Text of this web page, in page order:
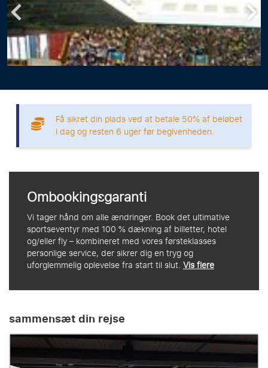
Få sikret din plads ved at betale 50% af beløbet
i dag og resten 6 uger før begivenheden.
Ombookingsgaranti
Vi tager hånd om alle ændringer. Book det ultimative
sportseventyr med 100 % dækning af billetter, hotel
og/eller fly – kombineret med vores førsteklasses
personlige service, der sikrer dig en tryg og
uforglemmelig oplevelse fra start til slut.Vis flere
sammensæt din rejse